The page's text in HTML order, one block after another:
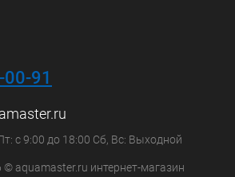
91
с 9:00 до 18:00 Сб, Вс: Выходной
aquamaster.ru интернет-магазин